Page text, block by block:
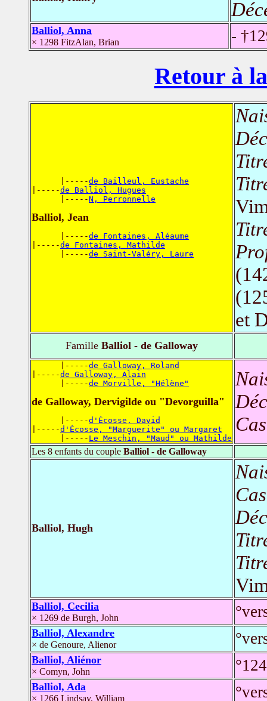
Balliol, Anna
× 1298 FitzAlan, Brian -
Retour à
      |-----
de Bailleul, Eustache
|-----de Balliol, Hugues
      |-----
N, Perronnelle
Balliol, Jean
      |-----
de Fontaines, Aléaume
|-----de Fontaines, Mathilde
      |-----
de Saint-Valéry, Laure
et
Famille Balliol - de Galloway
      |-----
de Galloway, Roland
|-----de Galloway, Alain
      |-----
de Morville, "Hélène"
de Galloway, Dervigilde ou "Devorguilla"
      |-----
d'Écosse, David
|-----d'Écosse, "Marguerite" ou Margaret
      |-----
Le Meschin, "Maud" ou Mathilde
Les 8 enfants du couple Balliol - de Galloway
Balliol, Hugh
Balliol, Cecilia
× 1269 de Burgh, John
Balliol, Alexandre
× de Genoure, Alienor
Balliol, Aliénor
× Comyn, John
Balliol, Ada
× 1266 Lindsay, William